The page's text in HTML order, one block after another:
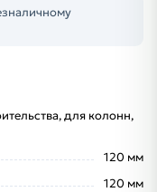
для колонн,
120 мм
120 мм